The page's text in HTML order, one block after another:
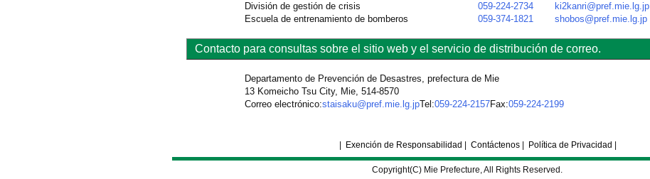
División de gestión de crisis
059-224-2734
ki2kanri@pref.mie.lg.jp
Escuela de entrenamiento de bomberos
059-374-1821 shobos@pref.mie.lg.jp
Contacto para consultas sobre el sitio web y el servicio de distribución de correo.
Departamento de Prevención de Desastres, prefectura de Mie
13 Komeicho Tsu City, Mie, 514-8570
Correo electrónico:staisaku@pref.mie.lg.jpTel:059-224-2157Fax:059-224-2199
Exención de Responsabilidad Contáctenos Política de Privacidad
Copyright(C) Mie Prefecture, All Rights Reserved.